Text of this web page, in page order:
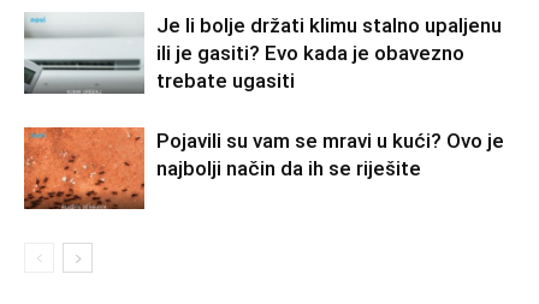
Je li bolje držati klimu stalno upaljenu
ili je gasiti? Evo kada je obavezno
trebate ugasiti
Pojavili su vam se mravi u kući? Ovo je
najbolji način da ih se riješite